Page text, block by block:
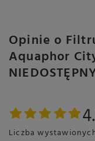
Opinie o
Aquaphor
Liczba